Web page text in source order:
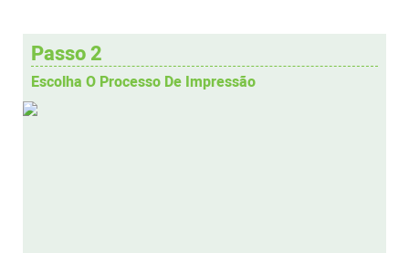
Passo 2
Escolha O Processo De Impressão